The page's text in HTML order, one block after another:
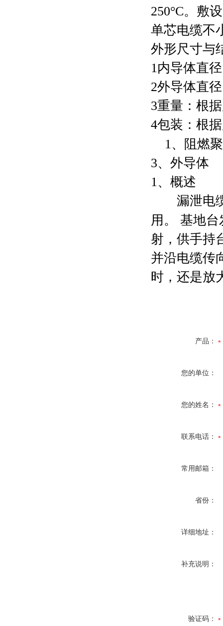
250°C。敷
单芯电缆不
外形尺寸与
1内导体直
2外导体直
3重量：根
4包装：根
1、阻燃
3、外导体
1、概述
漏泄电缆
用。
基地台
射，供手持
并沿电缆传
时，还是放
产品：
您的单位：
您的姓名：
联系电话：
常用邮箱：
省份：
详细地址：
补充说明：
验证码：